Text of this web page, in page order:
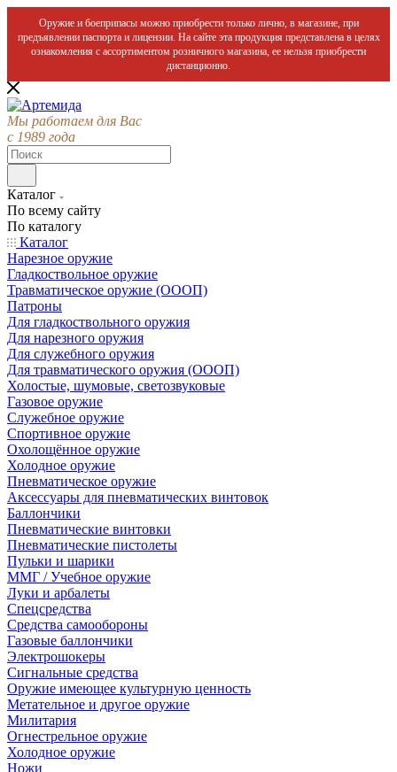
Оружие и боеприпасы можно приобрести только лично, в магазине, при
предъявлении паспорта и лицензии. На сайте эта продукция представлена в целях
ознакомления с ассортиментом розничного магазина, ее нельзя приобрести
дистанционно.
Мы работаем для Вас
с 1989 года
Каталог
По всему сайту
По каталогу
Каталог
Нарезное оружие
Гладкоствольное оружие
Травматическое оружие (ОООП)
Патроны
Для гладкоствольного оружия
Для нарезного оружия
Для служебного оружия
Для травматического оружия (ОООП)
Холостые, шумовые, светозвуковые
Газовое оружие
Служебное оружие
Спортивное оружие
Охолощённое оружие
Холодное оружие
Пневматическое оружие
Аксессуары для пневматических винтовок
Баллончики
Пневматические винтовки
Пневматические пистолеты
Пульки и шарики
ММГ / Учебное оружие
Луки и арбалеты
Спецсредства
Средства самообороны
Газовые баллончики
Электрошокеры
Сигнальные средства
Оружие имеющее культурную ценность
Метательное и другое оружие
Милитария
Огнестрельное оружие
Холодное оружие
Ножи